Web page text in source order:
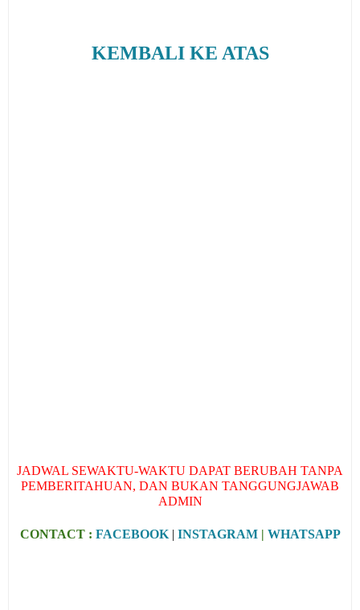
KEMBALI KE ATAS
JADWAL SEWAKTU-WAKTU DAPAT BERUBAH TANPA
PEMBERITAHUAN, DAN BUKAN TANGGUNGJAWAB
ADMIN
CONTACT : FACEBOOK| INSTAGRAM| WHATSAPP